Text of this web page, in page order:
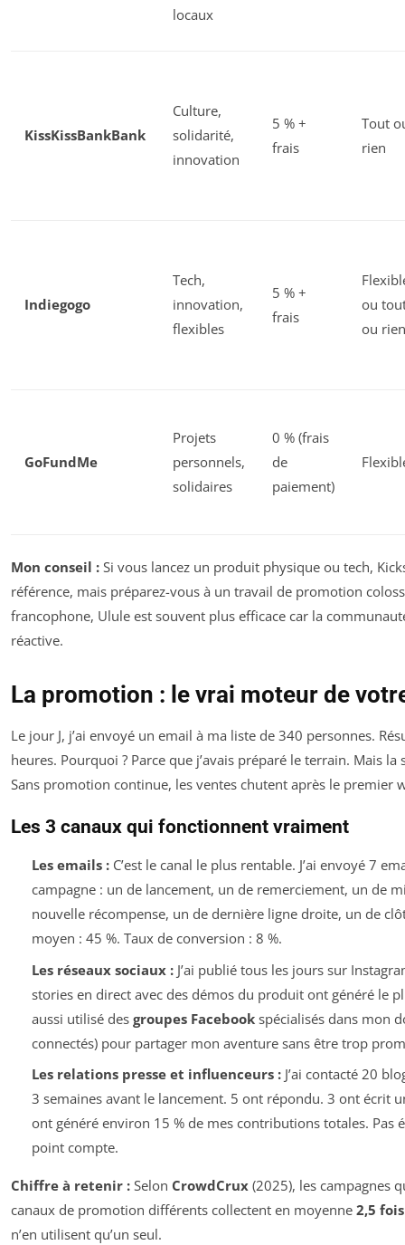
locaux
KissKissBankBank
Culture,
solidarité,
innovation
5 % +
frais
Tout
rien
Indiegogo
Tech,
innovation,
flexibles
5 % +
frais
ou
ou rien
GoFundMe
Projets
personnels,
solidaires
0 % (frais
de
paiement)
Mon conseil : Si vous lancez un produit physique ou tech,
référence, mais préparez-vous à un travail de promotion
francophone, Ulule est souvent plus efficace car la
réactive.
La promotion : le vrai moteur de
Le jour J, j’ai envoyé un email à ma liste de 340 personnes.
heures. Pourquoi ? Parce que j’avais préparé le terrain. Mais la
Sans promotion continue, les ventes chutent après le premier
Les 3 canaux qui fonctionnent vraiment
Les emails :C’est le canal le plus rentable. J’ai envoyé 7
campagne : un de lancement, un de remerciement, un de
nouvelle récompense, un de dernière ligne droite, un de
moyen : 45 %. Taux de conversion : 8 %.
Les réseaux sociaux :J’ai publié tous les jours sur
stories en direct avec des démos du produit ont généré le
aussi utilisé des groupes Facebookspécialisés dans mon
connectés) pour partager mon aventure sans être trop
Les relations presse et influenceurs :J’ai contacté 20
3 semaines avant le lancement. 5 ont répondu. 3 ont écrit
ont généré environ 15 % de mes contributions totales. Pas
point compte.
Chiffre à retenir : Selon CrowdCrux (2025), les campagnes
canaux de promotion différents collectent en moyenne 2,5
n’en utilisent qu’un seul.